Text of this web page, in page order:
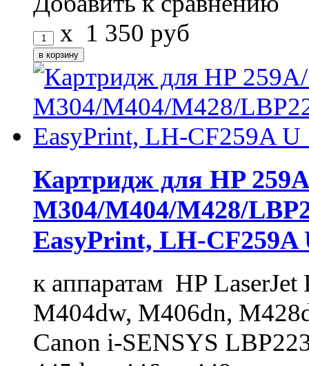
x 1 350 руб
Картридж для HP
M304/M404/M428/
EasyPrint, LH-
к аппаратам HP
M404dw, M406dn,
Canon i-SENSYS